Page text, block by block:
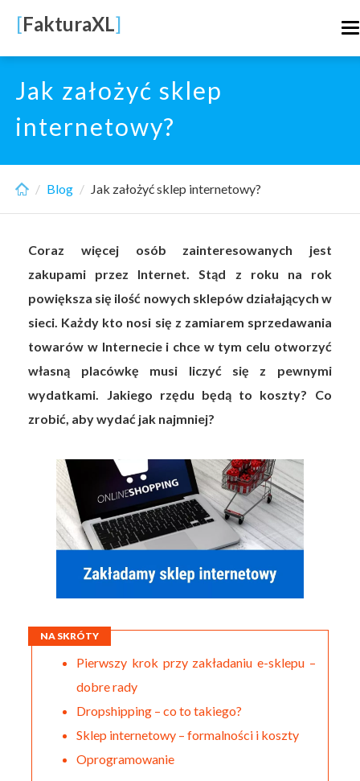
main
content
[FakturaXL]
Jak założyć sklep
internetowy?
Blog Jak założyć sklep internetowy?
Coraz więcej osób zainteresowanych jest
zakupami przez Internet. Stąd z roku na rok
powiększa się ilość nowych sklepów działających w
sieci. Każdy kto nosi się z zamiarem sprzedawania
towarów w Internecie i chce w tym celu otworzyć
własną placówkę musi liczyć się z pewnymi
wydatkami. Jakiego rzędu będą to koszty? Co
zrobić, aby wydać jak najmniej?
NA SKRÓTY
Pierwszy krok przy zakładaniu e-sklepu –
dobre rady
Dropshipping – co to takiego?
Sklep internetowy – formalności i koszty
Oprogramowanie